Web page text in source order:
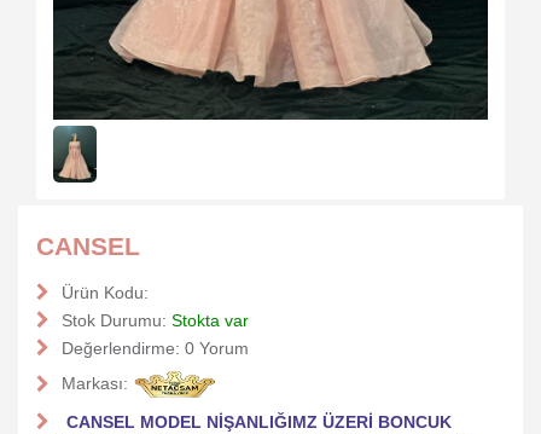
CANSEL
Ürün Kodu:
Stok Durumu: Stokta var
Değerlendirme: 0 Yorum
Markası:
CANSEL MODEL NİŞANLIĞIMZ ÜZERİ BONCUK